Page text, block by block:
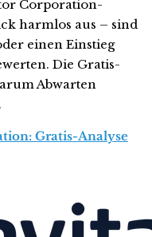
Corporation-
harmlos aus – sind
einen Einstieg
Die Gratis-
Abwarten
Gratis-Analyse